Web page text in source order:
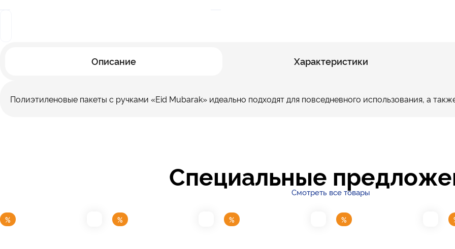
Описание Характеристики
Полиэтиленовые пакеты с ручками «Eid Mubarak» идеально подходят для повседневного использования, а
Специальные
Смотреть все товары
% % % %